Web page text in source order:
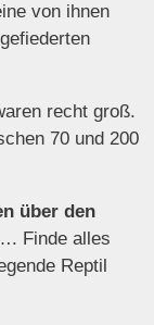
von ihnen
recht groß.
70 und 200
über den
Finde alles
Reptil